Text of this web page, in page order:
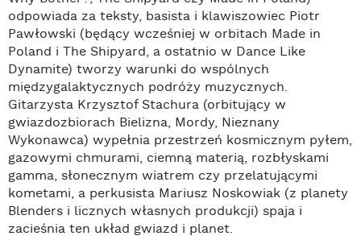
odpowiada za teksty, basista i klawiszowiec Piotr
Pawłowski (będący wcześniej w orbitach Made in
Poland i The Shipyard, a ostatnio w Dance Like
Dynamite) tworzy warunki do wspólnych
międzygalaktycznych podróży muzycznych.
Gitarzysta Krzysztof Stachura (orbitujący w
gwiazdozbiorach Bielizna, Mordy, Nieznany
Wykonawca) wypełnia przestrzeń kosmicznym pyłem,
gazowymi chmurami, ciemną materią, rozbłyskami
gamma, słonecznym wiatrem czy przelatującymi
kometami, a perkusista Mariusz Noskowiak (z planety
Blenders i licznych własnych produkcji) spaja i
zacieśnia ten układ gwiazd i planet.